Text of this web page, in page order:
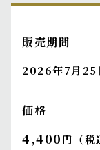
販売期間
2026年7月25
価格
4,400円（税